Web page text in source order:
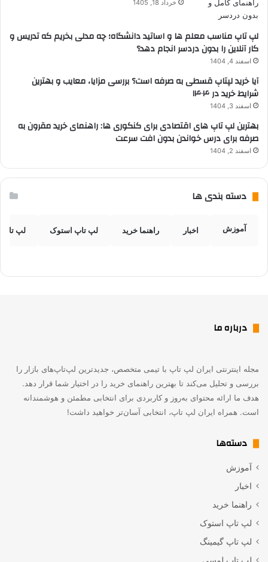
خرداد 18, 1405
لپ تاپ مناسب معلم ها و اساتید دانشگاه؛ چه مدلی بخریم که تدریس و
کار آنلاین را بدون دردسر انجام دهد؟
اسفند 4, 1404
آیا خرید لپتاپ قسطی به صرفه است؟ بررسی مزایا، معایب و بهترین
شرایط خرید در ۱۴۰۴
اسفند 3, 1404
بهترین لپ تاپ های اقتصادی برای کنکوری ها: راهنمای خرید مقرون به
صرفه برای درس خواندن بدون افت سرعت
اسفند 2, 1404
دسته بندی ها
آموزش اخبار راهنما خرید لپ تاپ استوک لپ تاپ
درباره ما
مجله اینترنتی ایران لپ تاپ با تیمی متخصص، جدیدترین لپ‌تاپ‌های بازار را
بررسی و تحلیل می‌کند تا بهترین راهنمای خرید را در اختیار شما قرار دهد.
هدف ما ارائه محتوای به‌روز و کاربردی برای انتخابی مطمئن و هوشمندانه
است. همراه ایران لپ تاپ، انتخابی آسان‌تر خواهید داشت!
دسته‌ها
آموزش
اخبار
راهنما خرید
لپ تاپ استوک
لپ تاپ گیمینگ